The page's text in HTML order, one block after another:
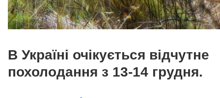
В Україні очікується відчутне
похолодання з 13-14 грудня.